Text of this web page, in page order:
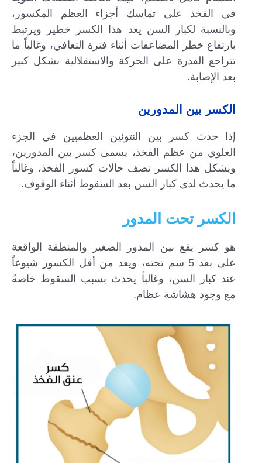
في الفخذ على تماسك أجزاء العظم المكسور،
وبالنسبة لكبار السن يعد هذا الكسر خطير ويرتبط
بارتفاع خطر المضاعفات أثناء فترة التعافي، وغالباً ما
تتراجع القدرة على الحركة والاستقلالية بشكل كبير
بعد الإصابة.
الكسر بين المدورين
إذا حدث كسر بين النتوئين العظميين في الجزء
العلوي من عظم الفخذ، يسمى كسر بين المدورين،
ويشكل هذا الكسر نصف حالات كسور الفخذ، وغالباً
ما يحدث لدى كبار السن بعد السقوط أثناء الوقوف.
الكسر تحت المدور
هو كسر يقع بين المدور الصغير والمنطقة الواقعة
على بعد 5 سم تحته، ويعد من أقل الكسور شيوعاً
عند كبار السن، وغالباً يحدث بسبب السقوط خاصةً
مع وجود هشاشة عظام.